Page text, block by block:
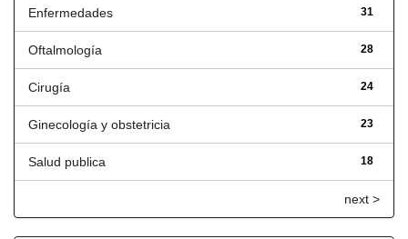
31
Enfermedades
28
Oftalmología
24
Cirugía
23
Ginecología y obstetricia
18
Salud publica
next >